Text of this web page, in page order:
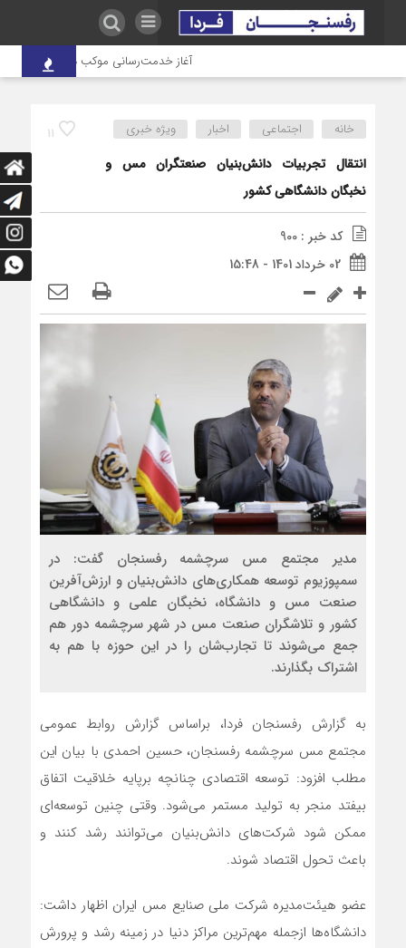
آغاز خدمت‌رسانی موکب درمانی شهدای
11 خانه اجتماعی اخبار ویژه خبری
انتقال تجربیات دانش‌بنیان صنعتگران مس و
نخبگان دانشگاهی کشور
کد خبر : 900
02 خرداد 1401 - 15:48
مدیر مجتمع مس سرچشمه رفسنجان گفت: در
سمپوزیوم توسعه همکاری‌های دانش‌بنیان و ارزش‌آفرین
صنعت مس و دانشگاه، نخبگان علمی و دانشگاهی
کشور و تلاشگران صنعت مس در شهر سرچشمه دور هم
جمع می‌شوند تا تجارب‌شان را در این حوزه با هم به
اشتراک بگذارند.
به گزارش رفسنجان فردا، براساس گزارش روابط عمومی
مجتمع مس سرچشمه رفسنجان، حسین احمدی با بیان این
مطلب افزود: توسعه اقتصادی چنانچه برپایه خلاقیت اتفاق
بیفتد منجر به تولید مستمر می‌شود. وقتی چنین توسعه‌ای
ممکن شود شرکت‌های دانش‌بنیان می‌توانند رشد کنند و
باعث تحول اقتصاد شوند.
عضو هیئت‌مدیره شرکت ملی صنایع مس ایران اظهار داشت:
دانشگاه‌ها ازجمله مهم‌ترین مراکز دنیا در زمینه رشد و پرورش